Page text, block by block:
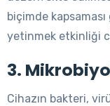
biçimde
yetinmek etkinliği
3.
Cihazın bakteri,